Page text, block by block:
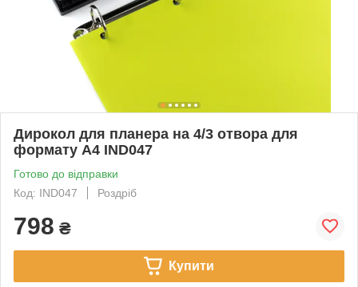
Дирокол для планера на 4/3 отвора для
формату А4 IND047
Готово до відправки
Код: IND047
Роздріб
798 ₴
Купити